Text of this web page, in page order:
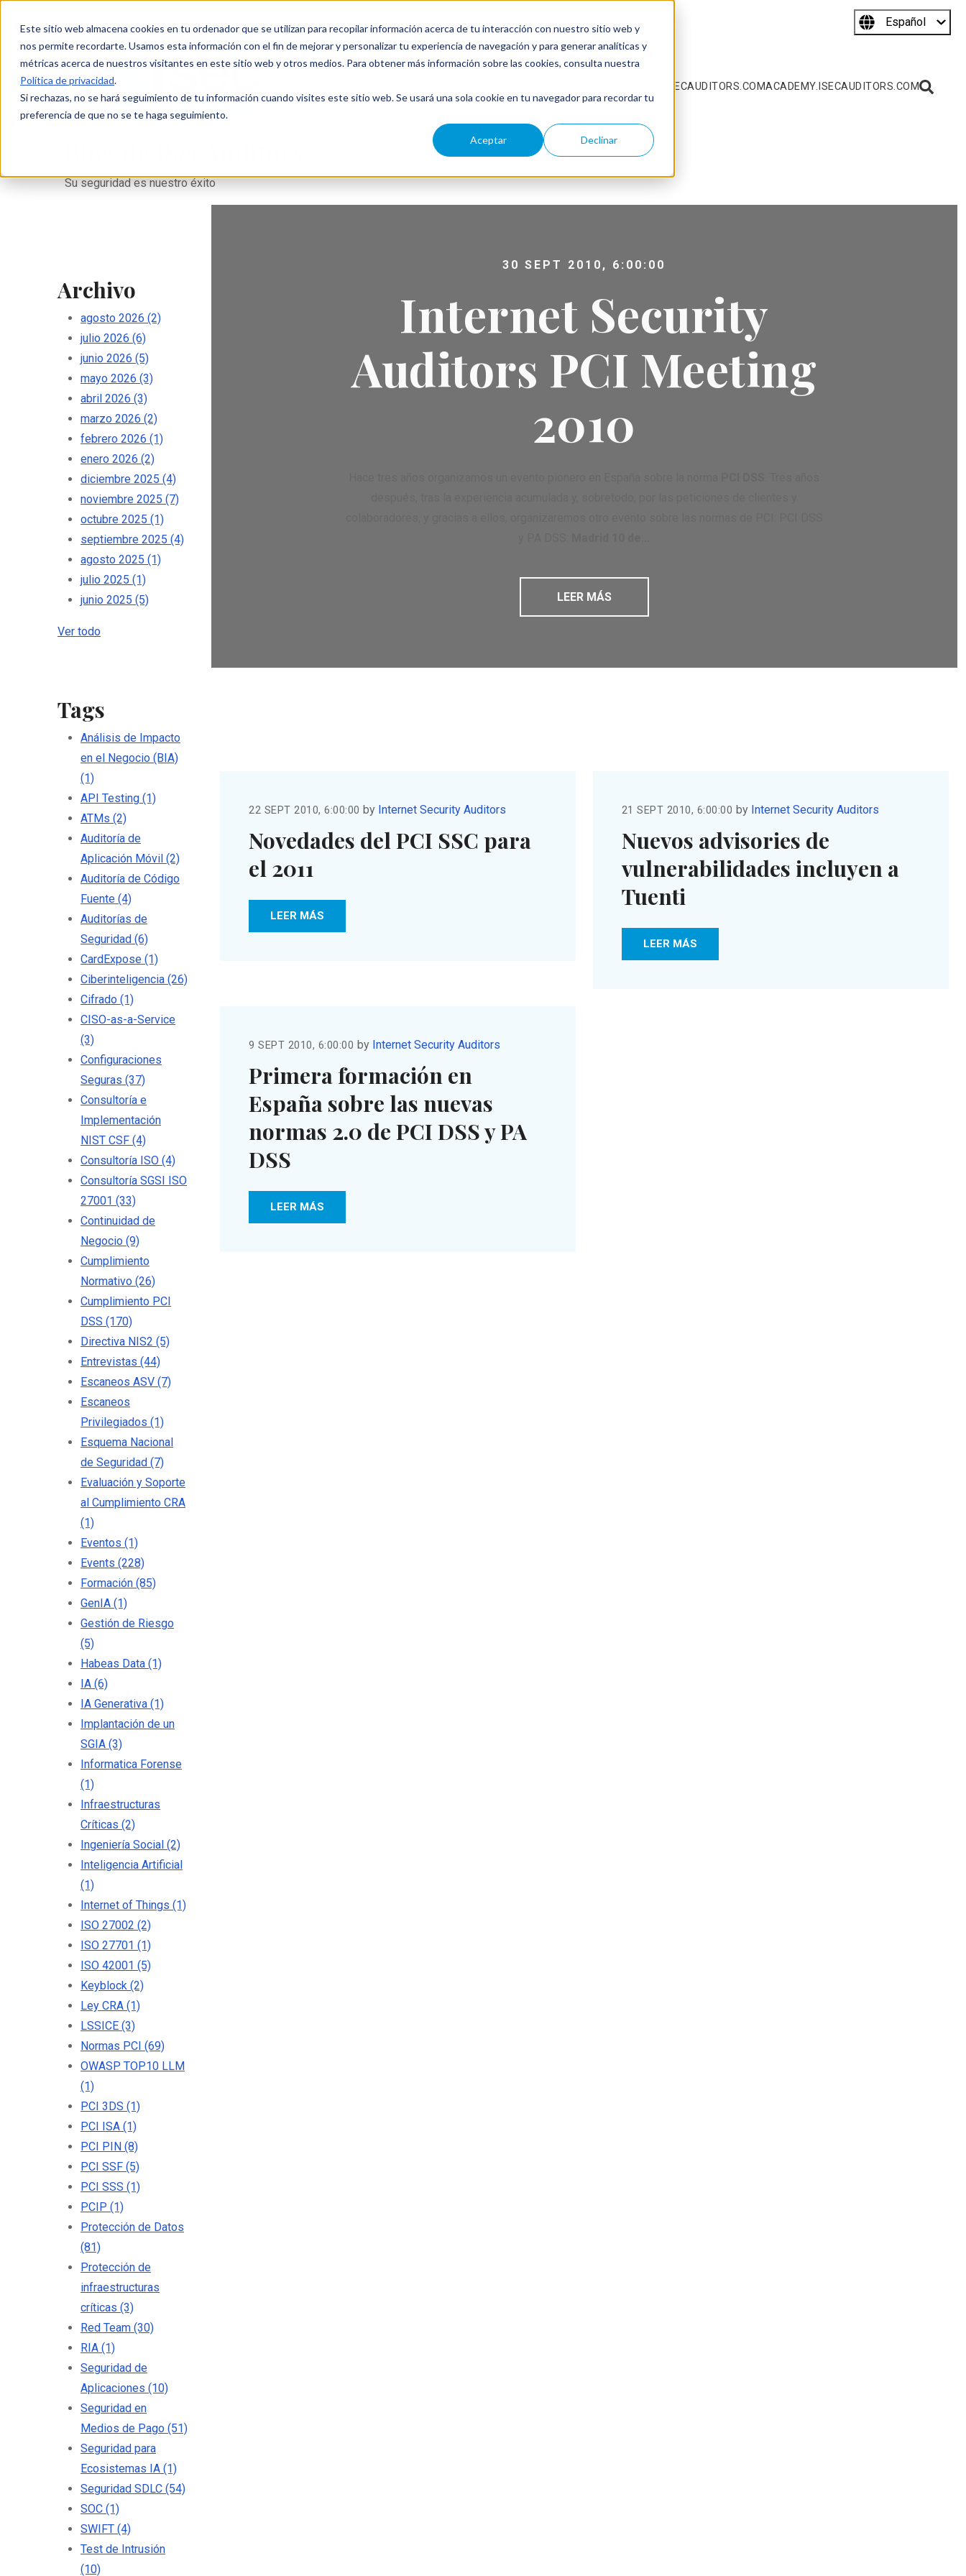
Este sitio web almacena cookies en tu ordenador que se utilizan para recopilar información acerca de tu interacción con nuestro sitio web y
nos permite recordarte. Usamos esta información con el fin de mejorar y personalizar tu experiencia de navegación y para generar analíticas y
métricas acerca de nuestros visitantes en este sitio web y otros medios. Para obtener más información sobre las cookies, consulta nuestra
Política de privacidad.
Si rechazas, no se hará seguimiento de tu información cuando visites este sitio web. Se usará una sola cookie en tu navegador para recordar tu
preferencia de que no se te haga seguimiento.
Aceptar Declinar
Español
← WWW.ISECAUDITORS.COMACADEMY.ISECAUDITORS.COM
Su seguridad es nuestro éxito
Archivo
agosto 2026 (2)
julio 2026 (6)
junio 2026 (5)
mayo 2026 (3)
abril 2026 (3)
marzo 2026 (2)
febrero 2026 (1)
enero 2026 (2)
diciembre 2025 (4)
noviembre 2025 (7)
octubre 2025 (1)
septiembre 2025 (4)
agosto 2025 (1)
julio 2025 (1)
junio 2025 (5)
Ver todo
Tags
Análisis de Impacto
en el Negocio (BIA)
(1)
API Testing (1)
ATMs (2)
Auditoría de
Aplicación Móvil (2)
Auditoría de Código
Fuente (4)
Auditorías de
Seguridad (6)
CardExpose (1)
Ciberinteligencia (26)
Cifrado (1)
CISO-as-a-Service
(3)
Configuraciones
Seguras (37)
Consultoría e
Implementación
NIST CSF (4)
Consultoría ISO (4)
Consultoría SGSI ISO
27001 (33)
Continuidad de
Negocio (9)
Cumplimiento
Normativo (26)
Cumplimiento PCI
DSS (170)
Directiva NIS2 (5)
Entrevistas (44)
Escaneos ASV (7)
Escaneos
Privilegiados (1)
Esquema Nacional
de Seguridad (7)
Evaluación y Soporte
al Cumplimiento CRA
(1)
Eventos (1)
Events (228)
Formación (85)
GenIA (1)
Gestión de Riesgo
(5)
Habeas Data (1)
IA (6)
IA Generativa (1)
Implantación de un
SGIA (3)
Informatica Forense
(1)
Infraestructuras
Críticas (2)
Ingeniería Social (2)
Inteligencia Artificial
(1)
Internet of Things (1)
ISO 27002 (2)
ISO 27701 (1)
ISO 42001 (5)
Keyblock (2)
Ley CRA (1)
LSSICE (3)
Normas PCI (69)
OWASP TOP10 LLM
(1)
PCI 3DS (1)
PCI ISA (1)
PCI PIN (8)
PCI SSF (5)
PCI SSS (1)
PCIP (1)
Protección de Datos
(81)
Protección de
infraestructuras
críticas (3)
Red Team (30)
RIA (1)
Seguridad de
Aplicaciones (10)
Seguridad en
Medios de Pago (51)
Seguridad para
Ecosistemas IA (1)
Seguridad SDLC (54)
SOC (1)
SWIFT (4)
Test de Intrusión
(10)
30 SEPT 2010, 6:00:00
Internet Security
Auditors PCI Meeting
2010
LEER MÁS
22 SEPT 2010, 6:00:00 by Internet Security Auditors
Novedades del PCI SSC para
el 2011
LEER MÁS
21 SEPT 2010, 6:00:00 by Internet Security Auditors
Nuevos advisories de
vulnerabilidades incluyen a
Tuenti
LEER MÁS
9 SEPT 2010, 6:00:00 by Internet Security Auditors
Primera formación en
España sobre las nuevas
normas 2.0 de PCI DSS y PA
DSS
LEER MÁS